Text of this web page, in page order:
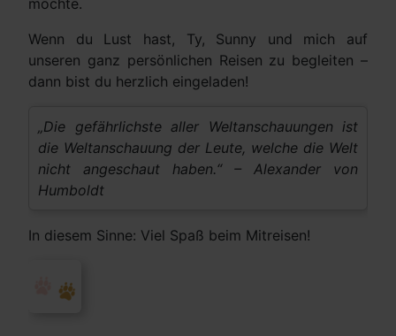
Wenn du Lust hast, Ty, Sunny und mich auf
unseren ganz persönlichen Reisen zu begleiten –
dann bist du herzlich eingeladen!
„Die gefährlichste aller Weltanschauungen ist
die Weltanschauung der Leute, welche die Welt
nicht angeschaut haben.“ – Alexander von
Humboldt
In diesem Sinne: Viel Spaß beim Mitreisen!